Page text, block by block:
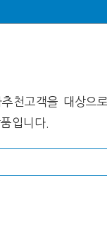
천고객을 대상으
입니다.